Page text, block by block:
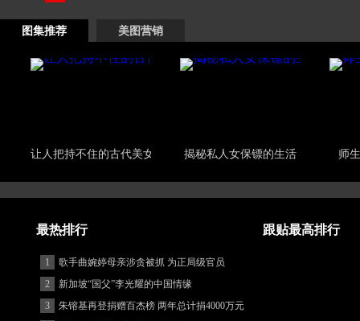
图集推荐 美图营销
让人把持不住的古代美女 揭秘私人女保镖的生活 师
最热排行 跟贴最高排行
1
歌手曲婉婷母亲涉贪被抓 为正局级官员
2
新加坡“国父”李光耀的中国情缘
3
朱镕基再登捐赠百杰榜 两年总计捐4000万元